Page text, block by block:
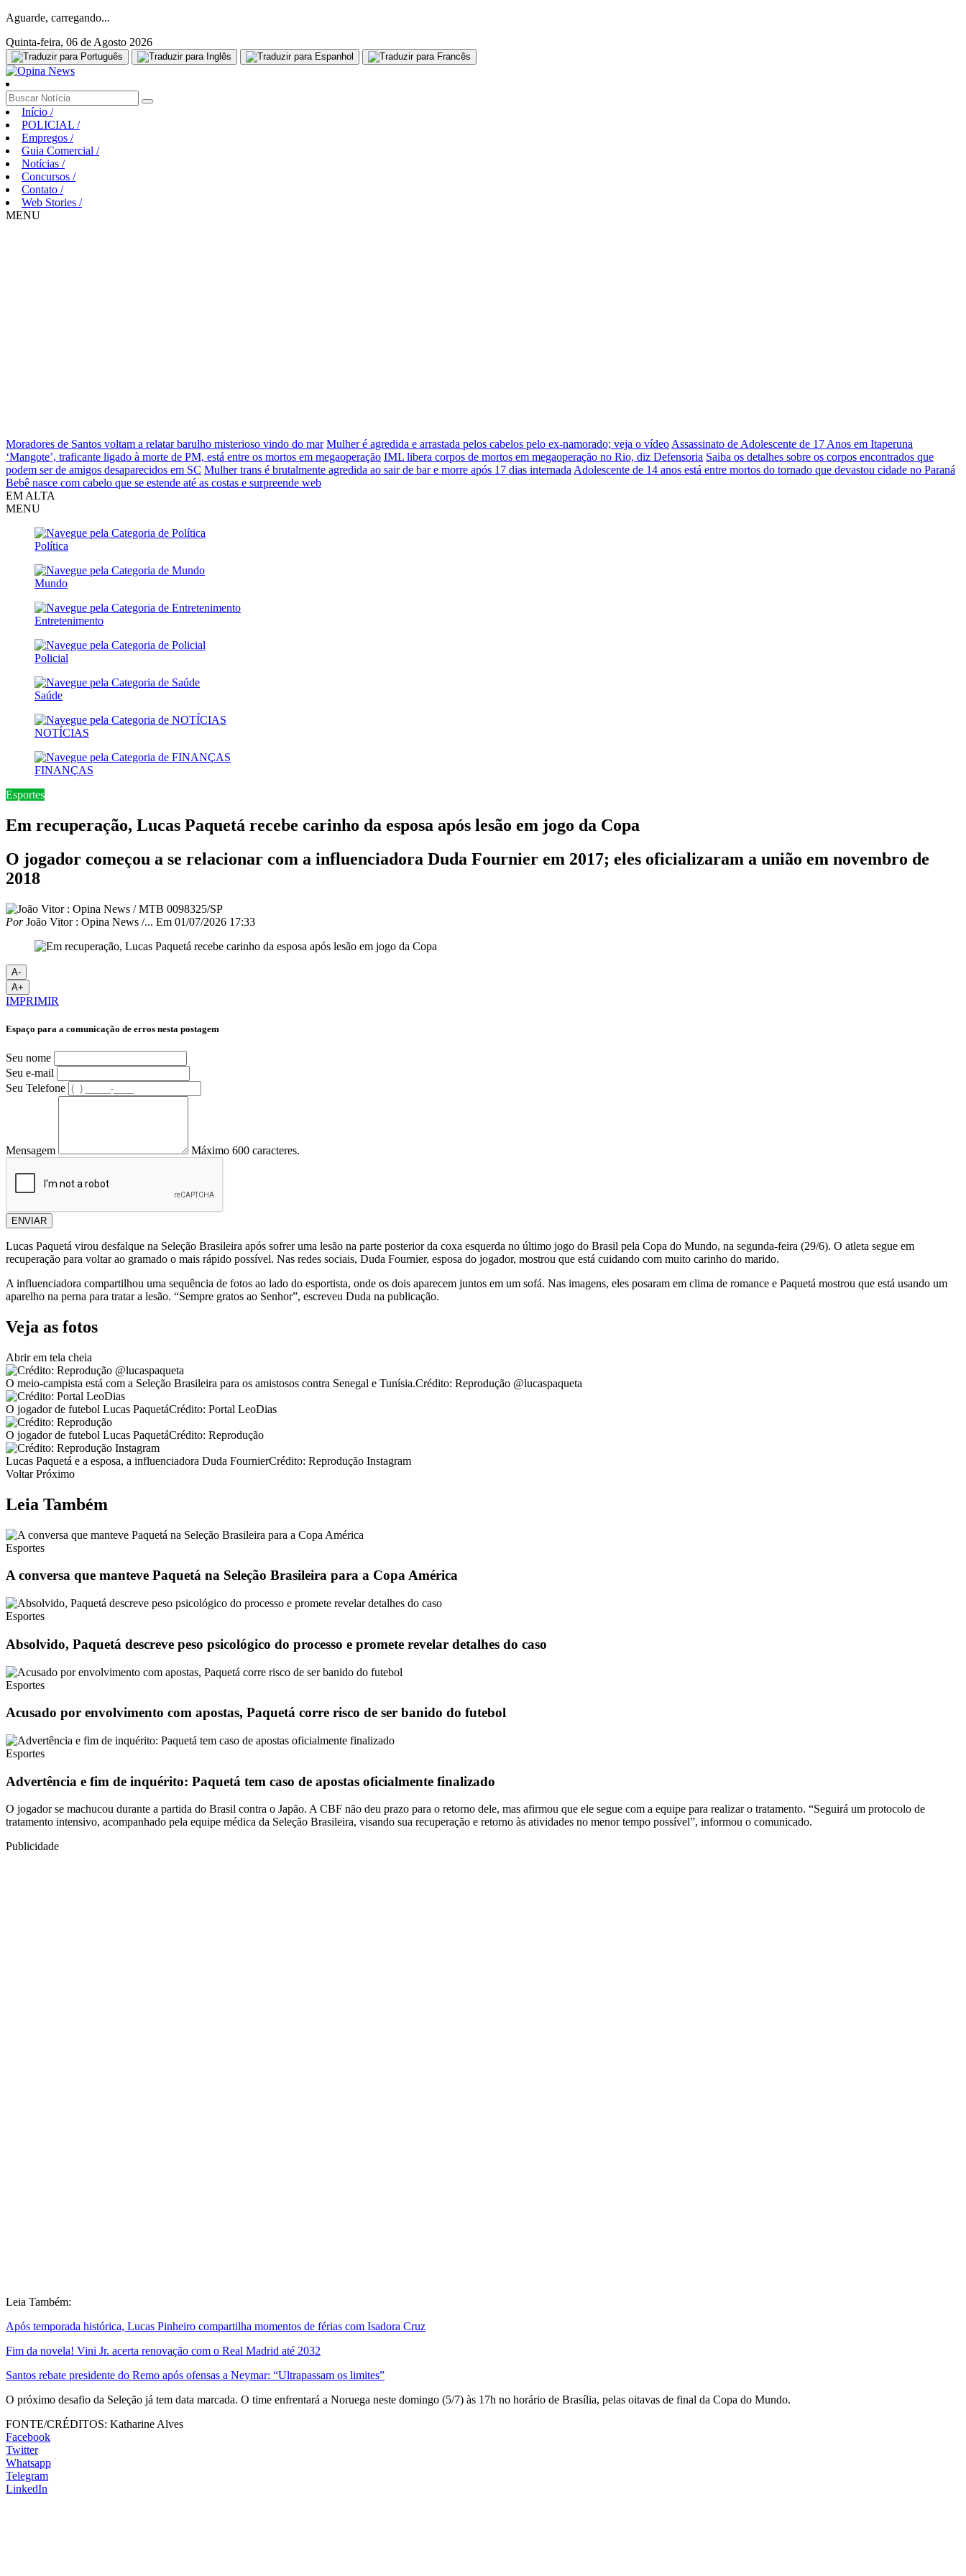
Aguarde, carregando...
Quinta-feira, 06 de Agosto 2026
Início /
POLICIAL /
Empregos /
Guia Comercial /
Notícias /
Concursos /
Contato /
Web Stories /
MENU
Moradores de Santos voltam a relatar barulho misterioso vindo do mar Mulher é agredida e arrastada pelos cabelos pelo ex-namorado; veja o vídeo Assassinato de Adolescente de 17 Anos em Itaperuna
‘Mangote’, traficante ligado à morte de PM, está entre os mortos em megaoperação IML libera corpos de mortos em megaoperação no Rio, diz Defensoria Saiba os detalhes sobre os corpos encontrados que
podem ser de amigos desaparecidos em SC Mulher trans é brutalmente agredida ao sair de bar e morre após 17 dias internada Adolescente de 14 anos está entre mortos do tornado que devastou cidade no Paraná
Bebê nasce com cabelo que se estende até as costas e surpreende web
EM ALTA
MENU
Política
Mundo
Entretenimento
Policial
Saúde
NOTÍCIAS
FINANÇAS
Esportes
Em recuperação, Lucas Paquetá recebe carinho da esposa após lesão em jogo da Copa
O jogador começou a se relacionar com a influenciadora Duda Fournier em 2017; eles oficializaram a união em novembro de
2018
PorJoão Vitor : Opina News /... Em 01/07/2026 17:33
A-
A+
IMPRIMIR
Espaço para a comunicação de erros nesta postagem
Seu nome
Seu e-mail
Seu Telefone
Mensagem Máximo 600 caracteres.
ENVIAR
Lucas Paquetá virou desfalque na Seleção Brasileira após sofrer uma lesão na parte posterior da coxa esquerda no último jogo do Brasil pela Copa do Mundo, na segunda-feira (29/6). O atleta segue em
recuperação para voltar ao gramado o mais rápido possível. Nas redes sociais, Duda Fournier, esposa do jogador, mostrou que está cuidando com muito carinho do marido.
A influenciadora compartilhou uma sequência de fotos ao lado do esportista, onde os dois aparecem juntos em um sofá. Nas imagens, eles posaram em clima de romance e Paquetá mostrou que está usando um
aparelho na perna para tratar a lesão. “Sempre gratos ao Senhor”, escreveu Duda na publicação.
Veja as fotos
Abrir em tela cheia
O meio-campista está com a Seleção Brasileira para os amistosos contra Senegal e Tunísia.Crédito: Reprodução @lucaspaqueta
O jogador de futebol Lucas PaquetáCrédito: Portal LeoDias
O jogador de futebol Lucas PaquetáCrédito: Reprodução
Lucas Paquetá e a esposa, a influenciadora Duda FournierCrédito: Reprodução Instagram
Voltar Próximo
Leia Também
Esportes
A conversa que manteve Paquetá na Seleção Brasileira para a Copa América
Esportes
Absolvido, Paquetá descreve peso psicológico do processo e promete revelar detalhes do caso
Esportes
Acusado por envolvimento com apostas, Paquetá corre risco de ser banido do futebol
Esportes
Advertência e fim de inquérito: Paquetá tem caso de apostas oficialmente finalizado
O jogador se machucou durante a partida do Brasil contra o Japão. A CBF não deu prazo para o retorno dele, mas afirmou que ele segue com a equipe para realizar o tratamento. “Seguirá um protocolo de
tratamento intensivo, acompanhado pela equipe médica da Seleção Brasileira, visando sua recuperação e retorno às atividades no menor tempo possível”, informou o comunicado.
Publicidade
Leia Também:
Após temporada histórica, Lucas Pinheiro compartilha momentos de férias com Isadora Cruz
Fim da novela! Vini Jr. acerta renovação com o Real Madrid até 2032
Santos rebate presidente do Remo após ofensas a Neymar: “Ultrapassam os limites”
O próximo desafio da Seleção já tem data marcada. O time enfrentará a Noruega neste domingo (5/7) às 17h no horário de Brasília, pelas oitavas de final da Copa do Mundo.
FONTE/CRÉDITOS: Katharine Alves
Facebook
Twitter
Whatsapp
Telegram
LinkedIn